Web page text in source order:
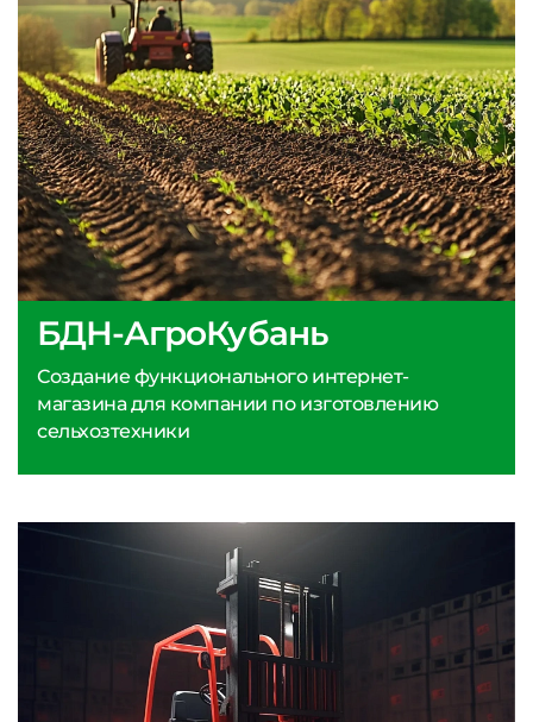
БДН-АгроКубань
Создание функционального интернет-
магазина для компании по изготовлению
сельхозтехники